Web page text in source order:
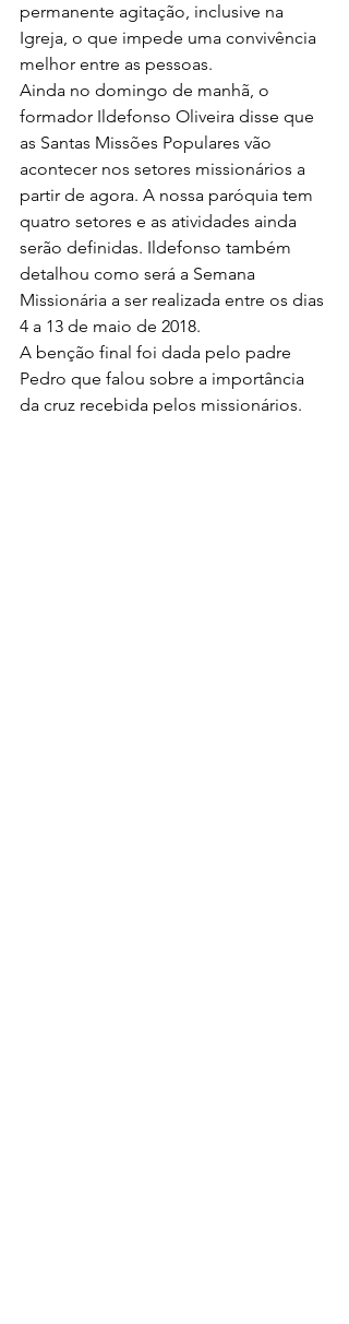
permanente agitação, inclusive na
Igreja, o que impede uma convivência
melhor entre as pessoas.
Ainda no domingo de manhã, o
formador Ildefonso Oliveira disse que
as Santas Missões Populares vão
acontecer nos setores missionários a
partir de agora. A nossa paróquia tem
quatro setores e as atividades ainda
serão definidas. Ildefonso também
detalhou como será a Semana
Missionária a ser realizada entre os dias
4 a 13 de maio de 2018.
A benção final foi dada pelo padre
Pedro que falou sobre a importância
da cruz recebida pelos missionários.